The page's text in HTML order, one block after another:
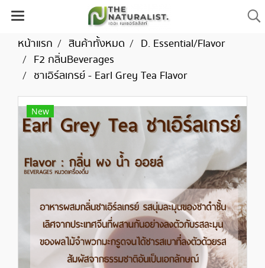
หน้าแรก สินค้าทั้งหมด
D. Essential/Flavor
F2 กลิ่นBeverages
ชาเอิร์ลเกรย์ - Earl Grey Tea Flavor
New